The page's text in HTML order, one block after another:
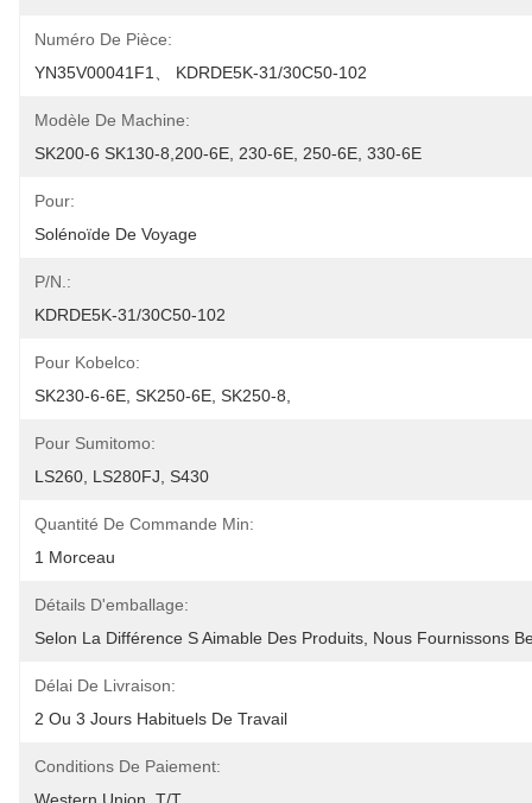
Numéro De Pièce:
YN35V00041F1、 KDRDE5K-31/30C50-102
Modèle De Machine:
SK200-6 SK130-8,200-6E, 230-6E, 250-6E, 330-6E
Pour:
Solénoïde De Voyage
P/N.:
KDRDE5K-31/30C50-102
Pour Kobelco:
SK230-6-6E, SK250-6E, SK250-8,
Pour Sumitomo:
LS260, LS280FJ, S430
Quantité De Commande Min:
1 Morceau
Détails D'emballage:
Selon La Différence S Aimable Des Produits, Nous Fournissons
Délai De Livraison:
2 Ou 3 Jours Habituels De Travail
Conditions De Paiement: